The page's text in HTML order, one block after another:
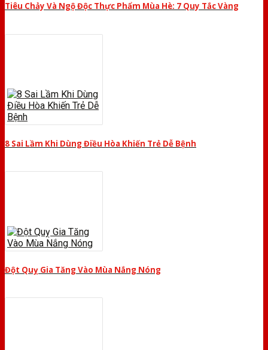
Tiêu Chảy Và Ngộ Độc Thực Phẩm Mùa Hè: 7 Quy Tắc Vàng
8 Sai Lầm Khi Dùng Điều Hòa Khiến Trẻ Dễ Bệnh
Đột Quỵ Gia Tăng Vào Mùa Nắng Nóng